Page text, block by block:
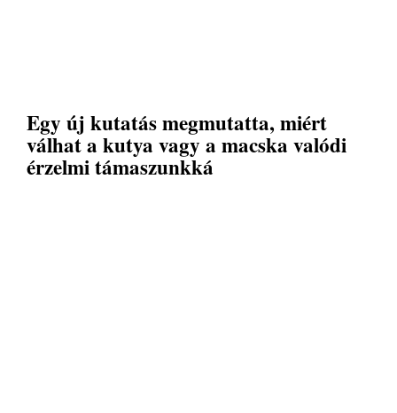
Egy új kutatás megmutatta, miért
válhat a kutya vagy a macska valódi
érzelmi támaszunkká